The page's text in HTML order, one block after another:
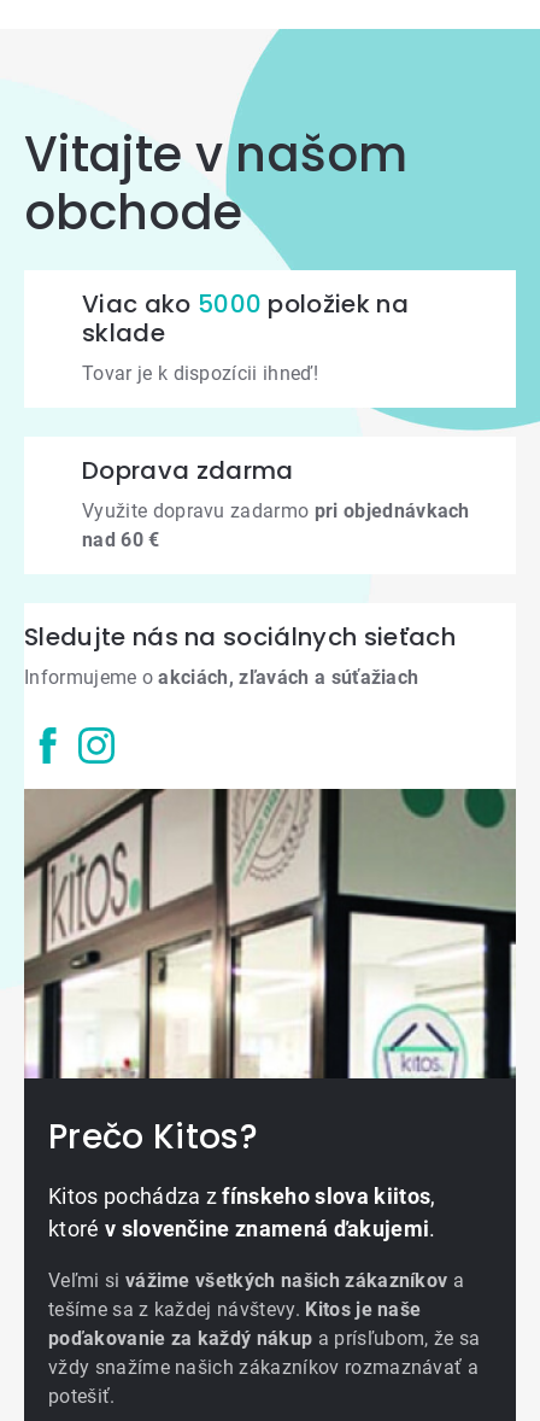
Vitajte v našom
obchode
Viac ako 5000 položiek na
sklade
Tovar je k dispozícii ihneď!
Doprava zdarma
Využite dopravu zadarmo pri objednávkach
nad 60 €
Sledujte nás na sociálnych sieťach
Informujeme oakciách, zľavách a súťažiach
Prečo Kitos?
Kitos pochádza zfínskeho slova kiitos,
ktoré v slovenčine znamená ďakujemi.
Veľmi si vážime všetkých našich zákazníkov a
tešíme sa z každej návštevy. Kitos je naše
poďakovanie za každý nákup a prísľubom, že sa
vždy snažíme našich zákazníkov rozmaznávať a
potešiť.